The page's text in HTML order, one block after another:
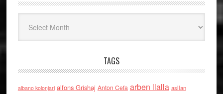
TAGS
albano kolonjari alfons Grishaj Anton Cefa arben llalla asllan